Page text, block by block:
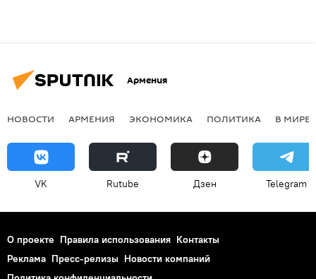
Армения
НОВОСТИ АРМЕНИЯ ЭКОНОМИКА ПОЛИТИКА В МИРЕ
VK Rutube Дзен Telegram
О проекте Правила использования Контакты
Реклама Пресс-релизы Новости компаний